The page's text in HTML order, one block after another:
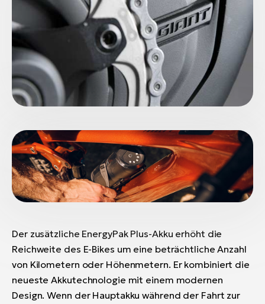
Der zusätzliche EnergyPak Plus-Akku erhöht die
Reichweite des E-Bikes um eine beträchtliche Anzahl
von Kilometern oder Höhenmetern. Er kombiniert die
neueste Akkutechnologie mit einem modernen
Design. Wenn der Hauptakku während der Fahrt zur